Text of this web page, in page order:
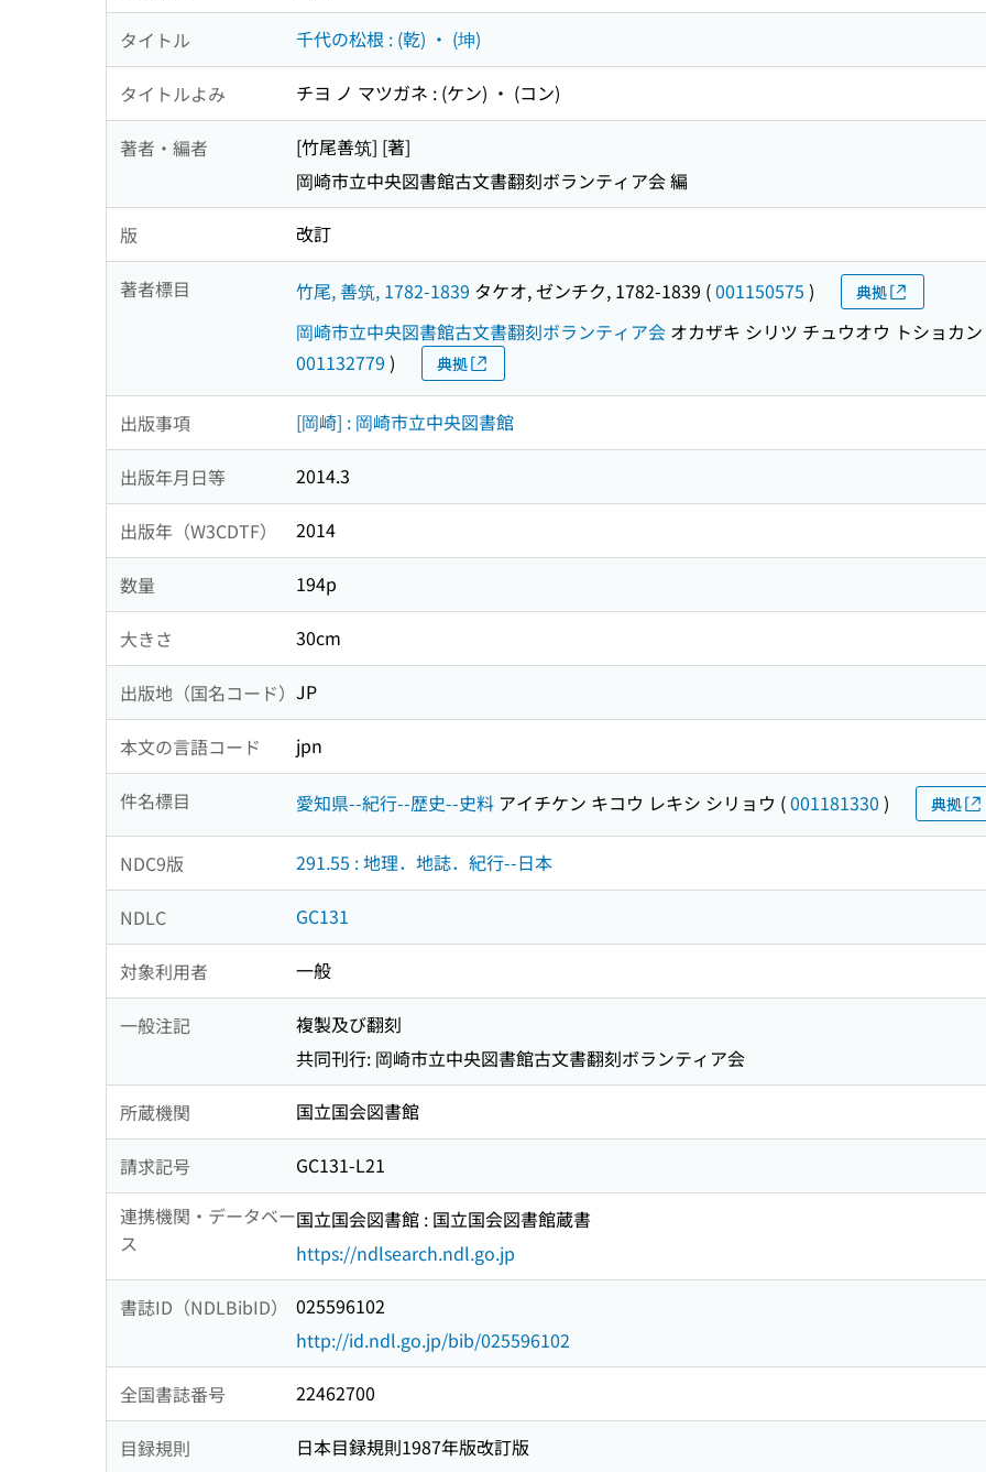
タイトル 千代の松根 : (乾) ・ (坤)
タイトルよみ チヨ ノ マツガネ : (ケン) ・ (コン)
著者・編者
[竹尾善筑] [著]
岡崎市立中央図書館古文書翻刻ボランティア会 編
版 改訂
著者標目 竹尾, 善筑, 1782-1839 タケオ, ゼンチク, 1782-1839 (001150575 ) 典拠
岡崎市立中央図書館古文書翻刻ボランティア会 オカザキ シリツ チュウオウ トショカ
001132779 ) 典拠
出版事項 [岡崎] : 岡崎市立中央図書館
出版年月日等 2014.3
出版年（W3CDTF） 2014
数量 194p
大きさ 30cm
出版地（国名コード） JP
本文の言語コード jpn
件名標目 愛知県--紀行--歴史--史料 アイチケン キコウ レキシ シリョウ (001181330 ) 典拠
NDC9版 291.55 : 地理．地誌．紀行--日本
NDLC GC131
対象利用者 一般
一般注記
複製及び翻刻
共同刊行: 岡崎市立中央図書館古文書翻刻ボランティア会
所蔵機関 国立国会図書館
請求記号
GC131-L21
連携機関・データベー
ス
国立国会図書館 : 国立国会図書館蔵書
https://ndlsearch.ndl.go.jp
書誌ID（NDLBibID）
025596102
http://id.ndl.go.jp/bib/025596102
全国書誌番号 22462700
目録規則 日本目録規則1987年版改訂版